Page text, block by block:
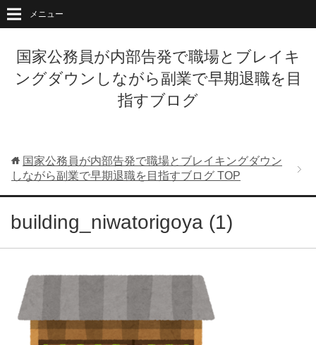
国家公務員が内部告発で職場とブレイキ
ングダウンしながら副業で早期退職を目
指すブログ
メニュー
国家公務員が内部告発で職場とブレイキングダウン
しながら副業で早期退職を目指すブログ TOP
building_niwatorigoya (1)